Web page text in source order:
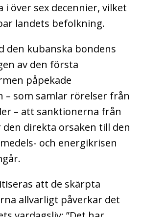
i över sex decennier, vilket
landets befolkning.
den kubanska bondens
av den första
påpekade
– som samlar rörelser från
– att sanktionerna från
direkta orsaken till den
och energikrisen
att de skärpta
allvarligt påverkar det